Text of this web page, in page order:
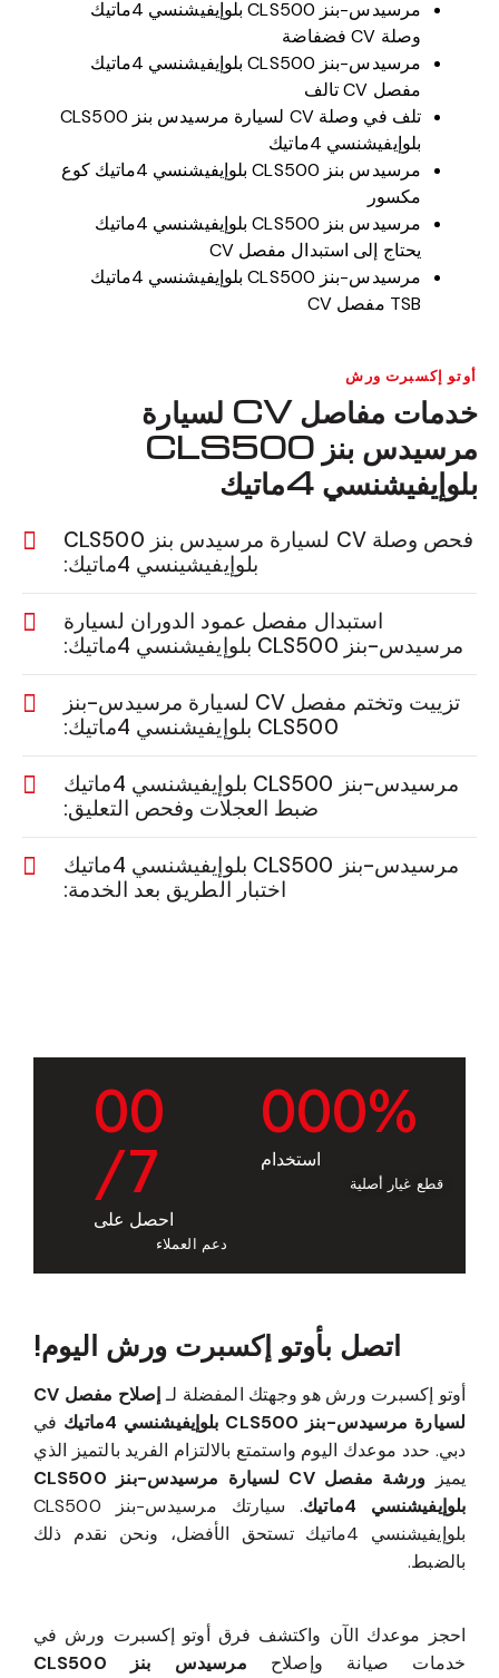
مرسيدس-بنز CLS500 بلوإيفيشنسي 4ماتيك
وصلة CV فضفاضة
مرسيدس-بنز CLS500 بلوإيفيشنسي 4ماتيك
مفصل CV تالف
تلف في وصلة CV لسيارة مرسيدس بنز CLS500
بلوإيفيشنسي 4ماتيك
مرسيدس بنز CLS500 بلوإيفيشنسي 4ماتيك كوع
مكسور
مرسيدس بنز CLS500 بلوإيفيشنسي 4ماتيك
يحتاج إلى استبدال مفصل CV
مرسيدس-بنز CLS500 بلوإيفيشنسي 4ماتيك
TSB مفصل CV
أوتو إكسبرت ورش
خدمات مفاصل CV لسيارة
مرسيدس بنز CLS500
بلوإيفيشنسي 4ماتيك
فحص وصلة CV لسيارة مرسيدس بنز CLS500
بلوإيفيشينسي 4ماتيك:
استبدال مفصل عمود الدوران لسيارة
مرسيدس-بنز CLS500 بلوإيفيشنسي 4ماتيك:
تزييت وتختم مفصل CV لسيارة مرسيدس-بنز
CLS500 بلوإيفيشنسي 4ماتيك:
مرسيدس-بنز CLS500 بلوإيفيشنسي 4ماتيك
ضبط العجلات وفحص التعليق:
مرسيدس-بنز CLS500 بلوإيفيشنسي 4ماتيك
اختبار الطريق بعد الخدمة:
000%
استخدام
قطع غيار أصلية
00
/7
احصل على
دعم العملاء
اتصل بأوتو إكسبرت ورش اليوم!
أوتو إكسبرت ورش هو وجهتك المفضلة لـ
إصلاح مفصل CV
لسيارة مرسيدس-بنز CLS500 بلوإيفيشنسي 4ماتيك
في
دبي. حدد موعدك اليوم واستمتع بالالتزام الفريد بالتميز الذي
يميز
ورشة مفصل CV لسيارة مرسيدس-بنز CLS500
بلوإيفيشنسي 4ماتيك
. سيارتك مرسيدس-بنز CLS500
بلوإيفيشنسي 4ماتيك تستحق الأفضل، ونحن نقدم ذلك
بالضبط.
احجز موعدك الآن واكتشف فرق أوتو إكسبرت ورش في
خدمات صيانة وإصلاح
مرسيدس بنز CLS500